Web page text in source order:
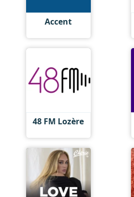
Accent
48 FM Lozère